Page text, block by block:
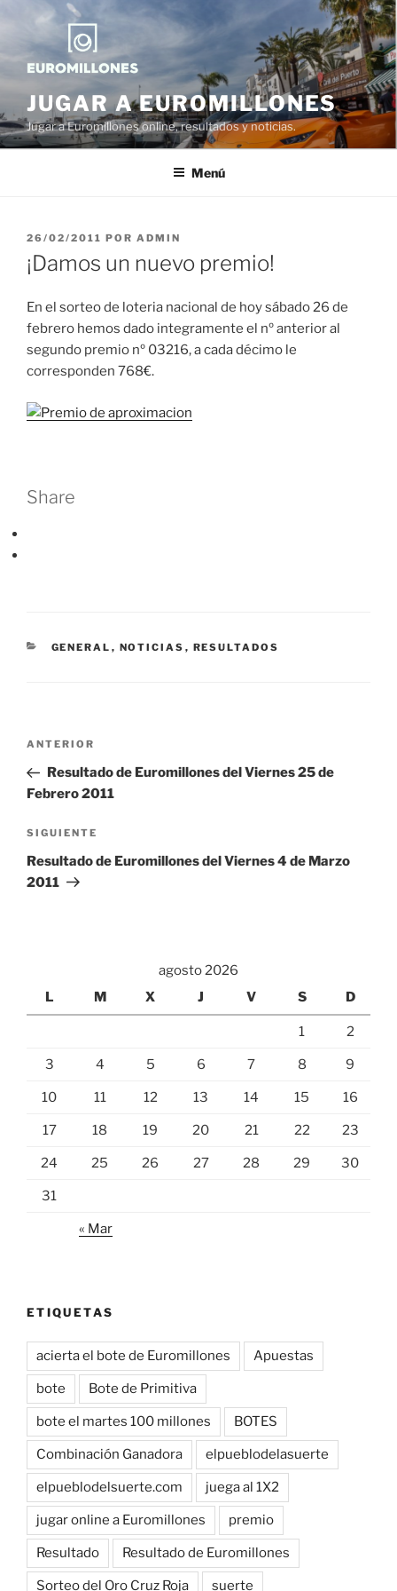
contenido
JUGAR A EUROMILLONES
Jugar a Euromillones online, resultados y noticias.
Menú
PUBLICADO
EL
26/02/2011 POR ADMIN
¡Damos un nuevo premio!
En el sorteo de loteria nacional de hoy sábado 26 de
febrero hemos dado integramente el nº anterior al
segundo premio nº 03216, a cada décimo le
corresponden 768€.
Share
CATEGORÍAS
GENERAL , NOTICIAS , RESULTADOS
Navegación
entradas
Entrada
anterior:
ANTERIOR
Resultado de Euromillones del Viernes 25 de
Febrero 2011
Siguiente
entrada
SIGUIENTE
Resultado de Euromillones del Viernes 4 de Marzo
2011
agosto 2026
L
M X J V S D
1 2
3 4 5 6 7 8 9
10 11 12 13 14 15 16
17 18 19 20 21 22 23
24 25 26 27 28 29 30
31
« Mar
ETIQUETAS
acierta el bote de Euromillones Apuestas
bote Bote de Primitiva
bote el martes 100 millones BOTES
Combinación Ganadora elpueblodelasuerte
elpueblodelsuerte.com juega al 1X2
jugar online a Euromillones premio
Resultado Resultado de Euromillones
Sorteo del Oro Cruz Roja suerte